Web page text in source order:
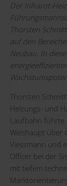
Der Infrarot-
Thorsten
auf den
Neubau. In
Thorsten
Heizungs- und
Laufbahn führte
Weishaupt über
Viessmann und
Officer bei der
mit tiefem